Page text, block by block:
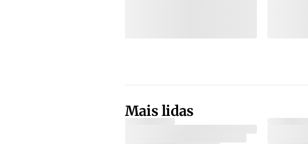
Mais lidas